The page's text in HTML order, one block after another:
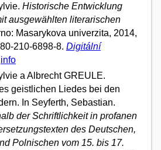
Historische Entwicklung
ausgewählten literarischen
Masarykova univerzita, 2014,
210-6898-8. Digitální
info
a Albrecht GREULE.
geistlichen Liedes bei den
In Seyferth, Sebastian.
der Schriftlichkeit in profanen
des Deutschen,
Polnischen vom 15. bis 17.